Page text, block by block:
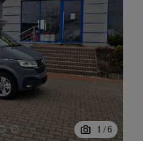
1 / 6